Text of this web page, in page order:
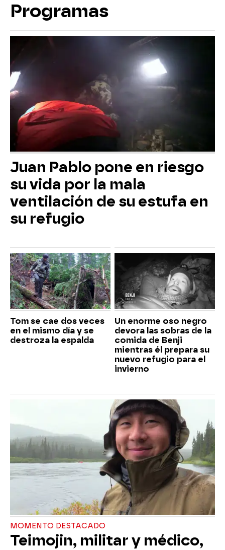
Programas
Juan Pablo pone en riesgo
su vida por la mala
ventilación de su estufa en
su refugio
Tom se cae dos veces
en el mismo día y se
destroza la espalda
Un enorme oso negro
devora las sobras de la
comida de Benji
mientras él prepara su
nuevo refugio para el
invierno
MOMENTO DESTACADO
Teimojin, militar y médico,